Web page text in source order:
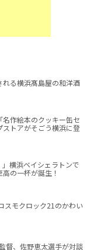
れる横浜髙島屋の和洋酒
作絵本のクッキー缶セ
ストアがそごう横浜に登
」横浜ベイシェラトンで
の一杯が誕生！
スモクロック21のかわい
督、佐野恵太選手が対談